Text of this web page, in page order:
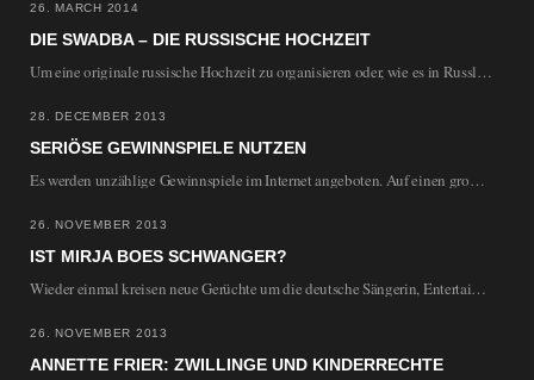
26. MARCH 2014
DIE SWADBA – DIE RUSSISCHE HOCHZEIT
Um eine originale russische Hochzeit zu organisieren oder, wie es in Russland genannt wird, eine…
28. DECEMBER 2013
SERIÖSE GEWINNSPIELE NUTZEN
Es werden unzählige Gewinnspiele im Internet angeboten. Auf einen großen oder wenigsten kleinen Gewinn hofft…
26. NOVEMBER 2013
IST MIRJA BOES SCHWANGER?
Wieder einmal kreisen neue Gerüchte um die deutsche Sängerin, Entertainerin und Schauspielerin Mija Boes. Man…
26. NOVEMBER 2013
ANNETTE FRIER: ZWILLINGE UND KINDERRECHTE